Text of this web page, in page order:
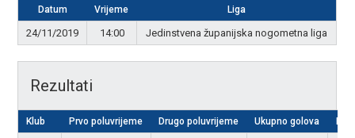
Datum Vrijeme Liga
24/11/2019 14:00 Jedinstvena županijska nogometna liga
Rezultati
Klub Prvo poluvrijeme Drugo poluvrijeme Ukupno golova